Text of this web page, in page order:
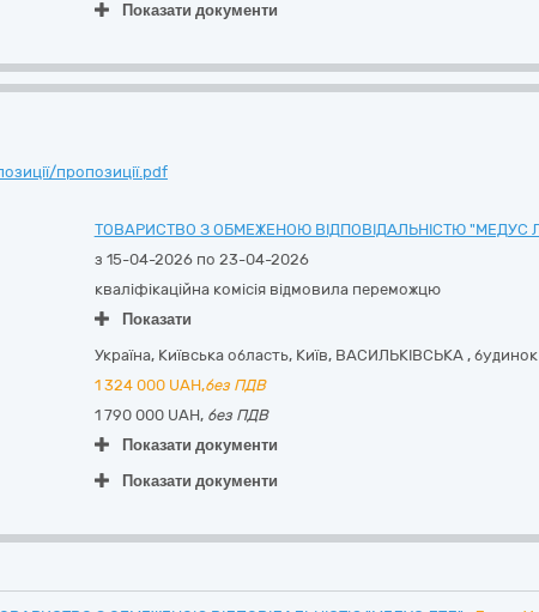
Показати документи
пропозиції.pdf
ТОВАРИСТВО З ОБМЕЖЕНОЮ ВІДПОВІДАЛЬНІСТЮ "МЕДУС
з 15-04-2026 по 23-04-2026
кваліфікаційна комісія відмовила переможцю
Показати
Україна, Київська область, Київ, ВАСИЛЬКІВСЬКА ,
1 324 000 UAH,без ПДВ
1 790 000 UAH, без ПДВ
Показати документи
Показати документи